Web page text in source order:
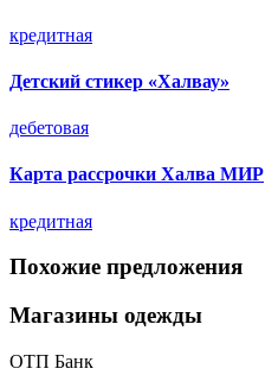
кредитная
Детский стикер «Халвау»
дебетовая
Карта рассрочки Халва МИР
кредитная
Похожие предложения
Магазины одежды
ОТП Банк